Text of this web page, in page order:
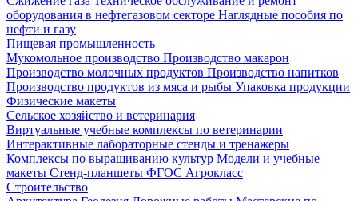
оборудования в нефтегазовом секторе Наглядные пособия по
нефти и газу
Пищевая промышленность
Мукомольное производство Производство макарон
Производство молочных продуктов Производство напитков
Производство продуктов из мяса и рыбы Упаковка продукции
Физические макеты
Сельское хозяйство и ветеринария
Виртуальные учебные комплексы по ветеринарии
Интерактивные лабораторные стенды и тренажеры
Комплексы по выращиванию культур Модели и учебные
макеты Стенд-планшеты ФГОС Агрокласс
Строительство